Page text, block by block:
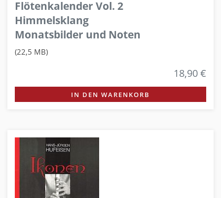
Flötenkalender Vol. 2
Himmelsklang
Monatsbilder und Noten
(22,5 MB)
18,90 €
IN DEN WARENKORB